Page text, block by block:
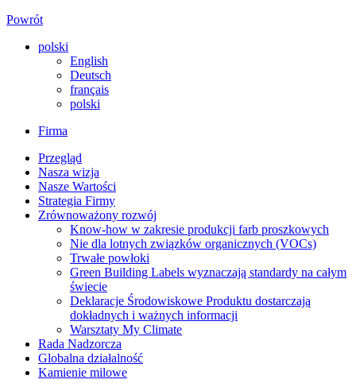
Powrót
polski
English
Deutsch
français
polski
Firma
Przegląd
Nasza wizja
Nasze Wartości
Strategia Firmy
Zrównoważony rozwój
Know-how w zakresie produkcji farb proszkowych
Nie dla lotnych związków organicznych (VOCs)
Trwałe powłoki
Green Building Labels wyznaczają standardy na całym
świecie
Deklaracje Środowiskowe Produktu dostarczają
dokładnych i ważnych informacji
Warsztaty My Climate
Rada Nadzorcza
Globalna działalność
Kamienie milowe